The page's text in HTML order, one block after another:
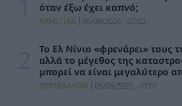
ηλεκτροπαραγωγής – Ιούνιος 2026
ΗΛΕΚΤΡΙΣΜΟΣ 05/08/2026 - 15:42
Διυπουργική σύσκεψη: Οι άμεσες
για τη στήριξη των πληγέντων στις
πυρόπληκες περιοχές της Δυτικής
ΠΟΛΙΤΙΚΗ 05/08/2026 - 15:32
όταν έξω έχει καπνό;
ΧΡΗΣΤΙΚΑ 05/08/2026 - 07:02
Το Ελ Νίνιο «φρενάρει» τους
αλλά το μέγεθος της
μπορεί να είναι μεγαλύτερο
ΠΕΡΙΒΑΛΛΟΝ 05/08/2026 - 07:01